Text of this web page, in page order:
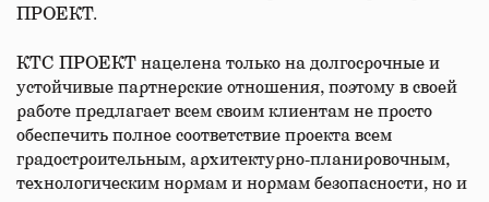
ПРОЕКТ.
КТС ПРОЕКТ нацелена только на долгосрочные и
устойчивые партнерские отношения, поэтому в своей
работе предлагает всем своим клиентам не просто
обеспечить полное соответствие проекта всем
градостроительным, архитектурно-планировочным,
технологическим нормам и нормам безопасности, но и